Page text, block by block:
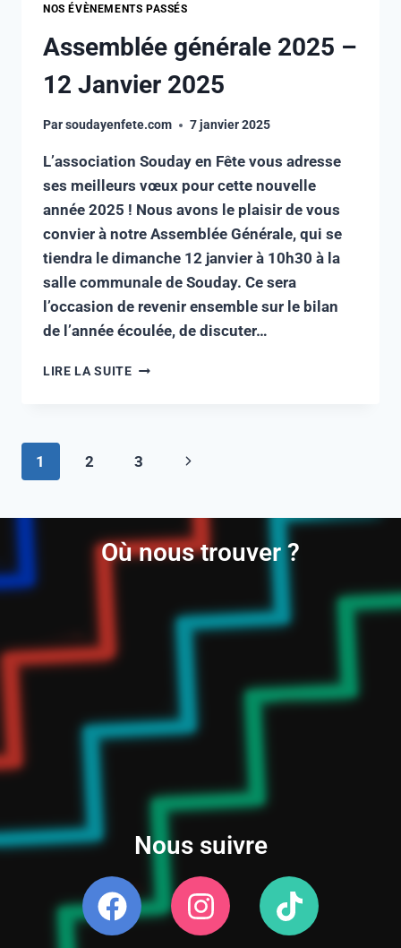
NOS ÉVÈNEMENTS PASSÉS
Assemblée générale 2025 –
12 Janvier 2025
Parsoudayenfete.com 7 janvier 2025
L’association Souday en Fête vous adresse
ses meilleurs vœux pour cette nouvelle
année 2025 ! Nous avons le plaisir de vous
convier à notre Assemblée Générale, qui se
tiendra le dimanche 12 janvier à 10h30 à la
salle communale de Souday. Ce sera
l’occasion de revenir ensemble sur le bilan
de l’année écoulée, de discuter…
LIRE LA SUITE
1 2 3
Où nous trouver ?
Nous suivre